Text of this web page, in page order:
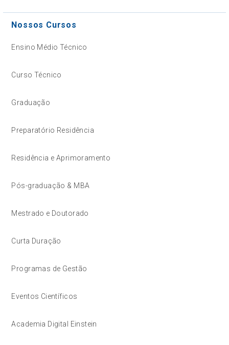
Nossos Cursos
Ensino Médio Técnico
Curso Técnico
Graduação
Preparatório Residência
Residência e Aprimoramento
Pós-graduação & MBA
Mestrado e Doutorado
Curta Duração
Programas de Gestão
Eventos Científicos
Academia Digital Einstein